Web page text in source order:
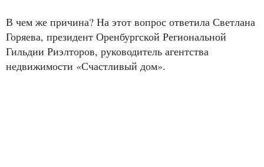
В чем же причина? На этот вопрос ответила Светлана
Горяева, президент Оренбургской Региональной
Гильдии Риэлторов, руководитель агентства
недвижимости «Счастливый дом».